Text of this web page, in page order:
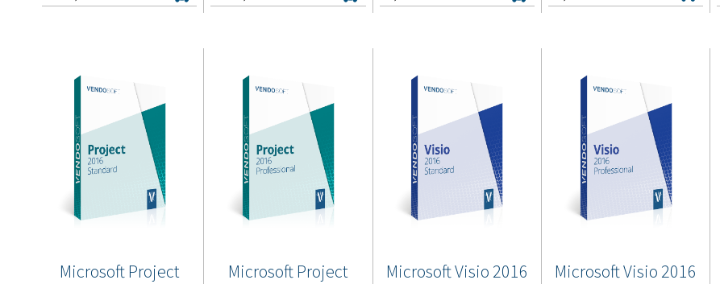
Microsoft Project
Microsoft Project
Microsoft Visio 2016
Microsoft Visio 2016